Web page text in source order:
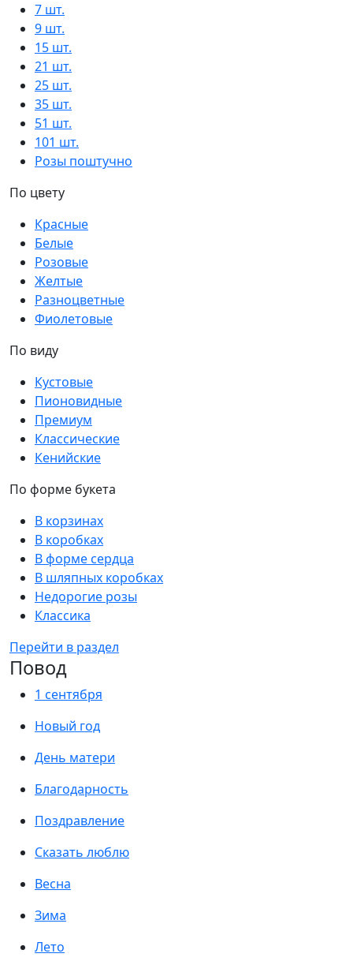
7 шт.
9 шт.
15 шт.
21 шт.
25 шт.
35 шт.
51 шт.
101 шт.
Розы поштучно
По цвету
Красные
Белые
Розовые
Желтые
Разноцветные
Фиолетовые
По виду
Кустовые
Пионовидные
Премиум
Классические
Кенийские
По форме букета
В корзинах
В коробках
В форме сердца
В шляпных коробках
Недорогие розы
Классика
Перейти в раздел
Повод
1 сентября
Новый год
День матери
Благодарность
Поздравление
Сказать люблю
Весна
Зима
Лето